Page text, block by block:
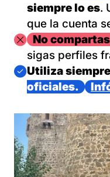
siempre lo es.
que la cuenta
Imagen
No
sigas perfiles
Imagen
Utiliza
oficiales.